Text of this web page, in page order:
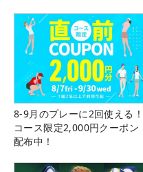
8-9月のプレーに2回使える！
コース限定2,000円クーポン
配布中！